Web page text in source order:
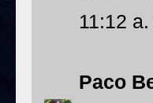
11:12 a.
Paco